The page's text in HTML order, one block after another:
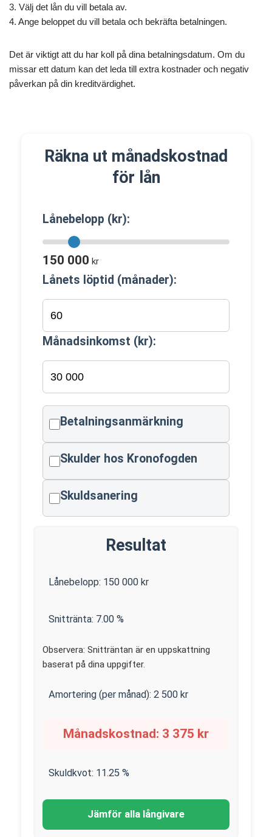
3. Välj det lån du vill betala av.
4. Ange beloppet du vill betala och bekräfta betalningen.
Det är viktigt att du har koll på dina betalningsdatum. Om du
missar ett datum kan det leda till extra kostnader och negativ
påverkan på din kreditvärdighet.
Räkna ut månadskostnad
för lån
Lånebelopp (kr):
150 000 kr
Lånets löptid (månader):
Månadsinkomst (kr):
Betalningsanmärkning
Skulder hos Kronofogden
Skuldsanering
Resultat
Lånebelopp: 150 000 kr
Snittränta: 7.00 %
Observera: Snitträntan är en uppskattning
baserat på dina uppgifter.
Amortering (per månad): 2 500 kr
Månadskostnad: 3 375 kr
Skuldkvot: 11.25 %
Jämför alla långivare